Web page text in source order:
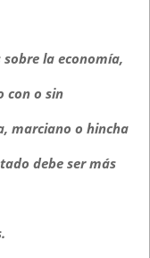
la economía,
con o sin
marciano o hincha
debe ser más